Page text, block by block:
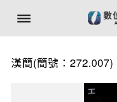
漢簡(簡號：272.007)